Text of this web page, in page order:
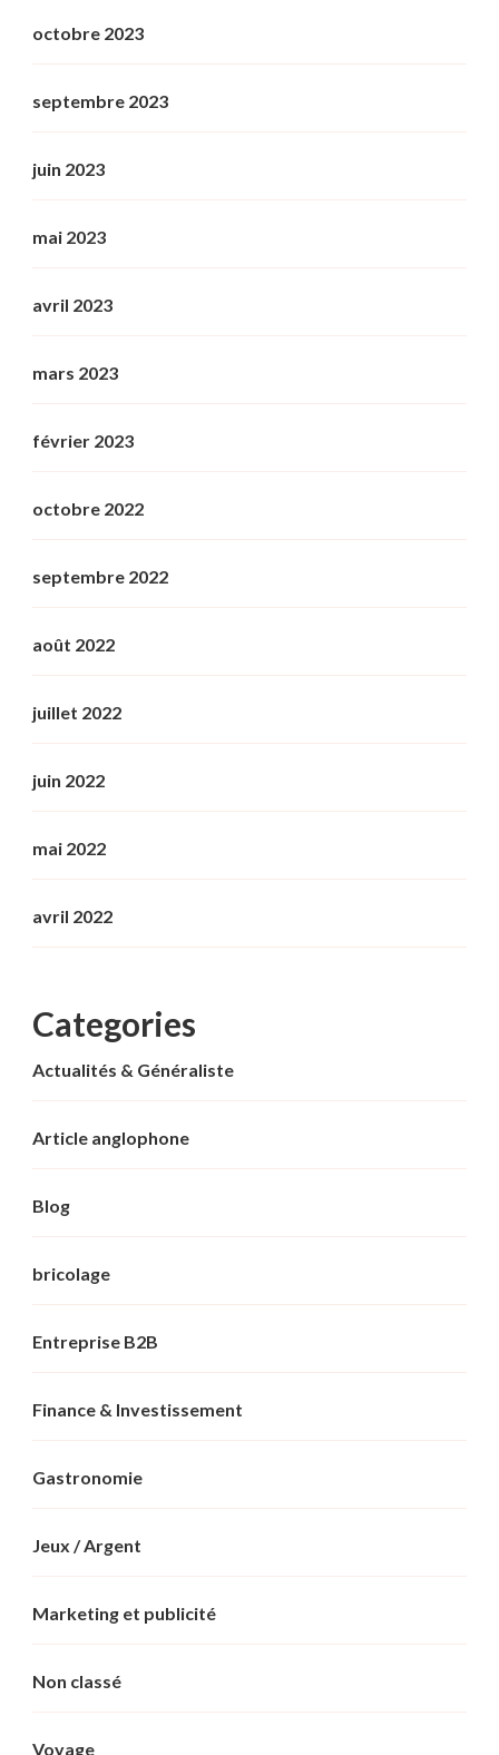
octobre 2023
septembre 2023
juin 2023
mai 2023
avril 2023
mars 2023
février 2023
octobre 2022
septembre 2022
août 2022
juillet 2022
juin 2022
mai 2022
avril 2022
Categories
Actualités & Généraliste
Article anglophone
Blog
bricolage
Entreprise B2B
Finance & Investissement
Gastronomie
Jeux / Argent
Marketing et publicité
Non classé
Voyage